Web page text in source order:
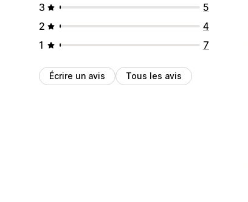
3
5
2
4
1
7
Écrire un avis Tous les avis